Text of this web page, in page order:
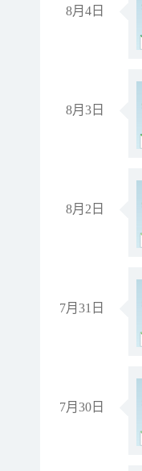
8月4日
8月3日
8月2日
7月31日
7月30日